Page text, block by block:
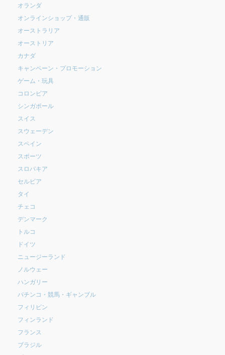
オランダ
オンラインショップ・通販
オーストラリア
オーストリア
カナダ
キャンペーン・プロモーション
ゲーム・玩具
コロンビア
シンガポール
スイス
スウェーデン
スペイン
スポーツ
スロバキア
セルビア
タイ
チェコ
デンマーク
トルコ
ドイツ
ニュージーランド
ノルウェー
ハンガリー
パチンコ・競馬・ギャンブル
フィリピン
フィンランド
フランス
ブラジル